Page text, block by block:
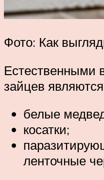
Фото: Как
Естественными
зайцев
белые
косатки;
ленточные